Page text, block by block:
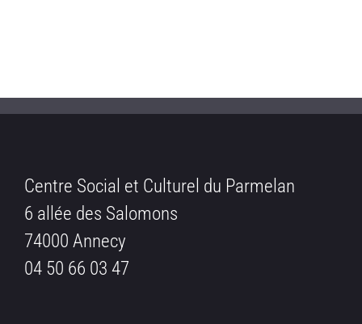
Centre Social et Culturel du Parmelan
6 allée des Salomons
74000 Annecy
04 50 66 03 47